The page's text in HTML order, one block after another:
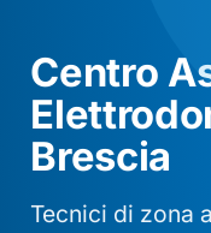
Centro
Brescia
Tecnici di zona